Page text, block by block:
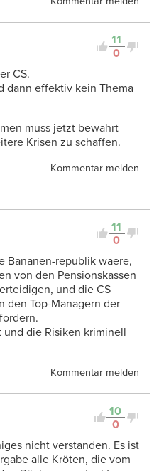
11
0
CS.
dann effektiv kein Thema
muss jetzt bewahrt
Krisen zu schaffen.
Kommentar melden
11
0
Bananen-republik waere,
von den Pensionskassen
und die CS
den Top-Managern der
und die Risiken kriminell
Kommentar melden
10
0
nicht verstanden. Es ist
alle Kröten, die vom